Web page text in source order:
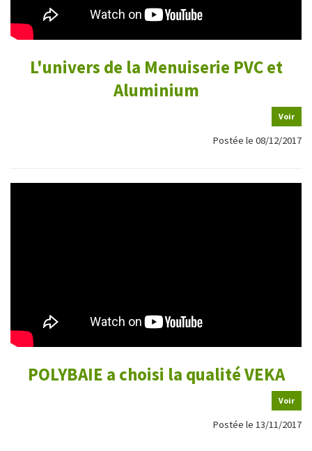
L'univers de la Menuiserie PVC et
Aluminium
Voir
Postée le 08/12/2017
POLYBAIE a choisi la qualité VEKA
Voir
Postée le 13/11/2017